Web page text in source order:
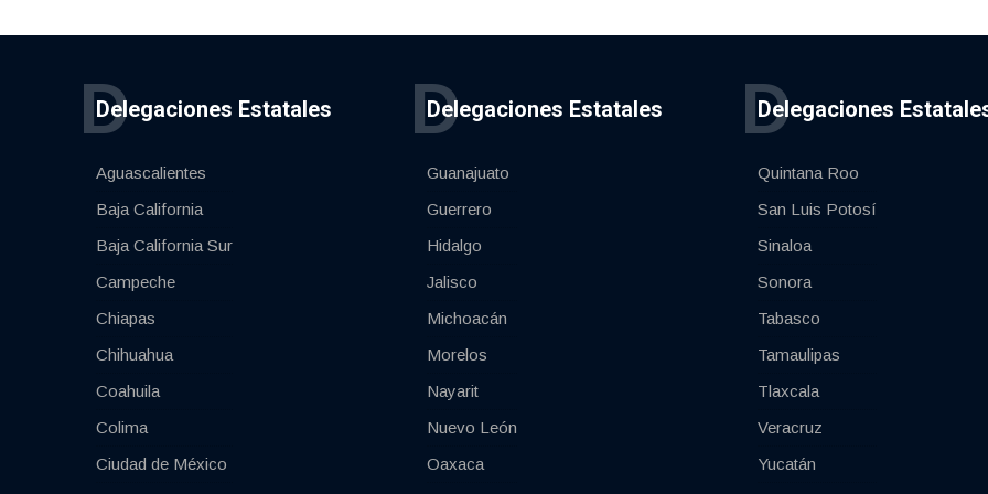
Delegaciones Estatales
D
Aguascalientes
Baja California
Baja California Sur
Campeche
Chiapas
Chihuahua
Coahuila
Colima
Ciudad de México
Delegaciones Estatales
D
Guanajuato
Guerrero
Hidalgo
Jalisco
Michoacán
Morelos
Nayarit
Nuevo León
Oaxaca
Delegaciones
D
Quintana Roo
San Luis Potosí
Sinaloa
Sonora
Tabasco
Tamaulipas
Tlaxcala
Veracruz
Yucatán